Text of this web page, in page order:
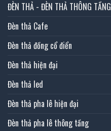
ĐÈN THẢ - ĐÈN THẢ THÔNG TẦNG
Đèn thả Cafe
Đèn thả đồng cổ điển
Đèn thả hiện đại
Đèn thả led
Đèn thả pha lê hiện đại
Đèn thả pha lê thông tầng